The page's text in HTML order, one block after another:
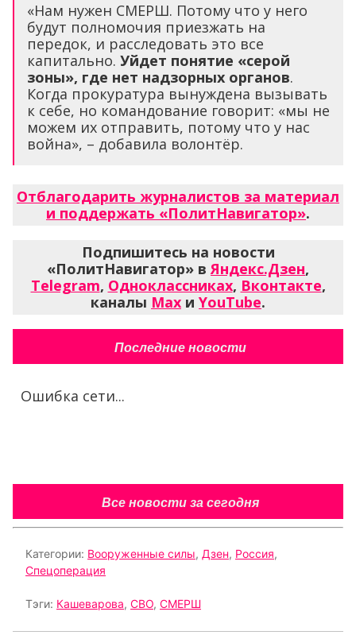
«Нам нужен СМЕРШ. Потому что у него
будут полномочия приезжать на
передок, и расследовать это все
капитально. Уйдет понятие «серой
зоны», где нет надзорных органов.
Когда прокуратура вынуждена вызывать
к себе, но командование говорит: «мы не
можем их отправить, потому что у нас
война», – добавила волонтёр.
Отблагодарить журналистов за материал
и поддержать «ПолитНавигатор».
Подпишитесь на новости
«ПолитНавигатор» вЯндекс.Дзен,
Telegram, Одноклассниках, Вконтакте,
каналы Max и YouTube.
Последние новости
Ошибка сети...
Все новости за сегодня
Категории: Вооруженные силы, Дзен, Россия,
Спецоперация
Тэги: Кашеварова, СВО, СМЕРШ